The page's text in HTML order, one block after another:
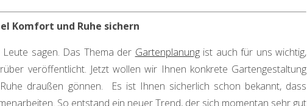
Komfort und Ruhe sichern
sagen. Das Thema der Gartenplanungist auch für uns wichtig,
veröffentlicht. Jetzt wollen wir Ihnen konkrete Gartengestaltung
draußen gönnen. Es ist Ihnen sicherlich schon bekannt, dass
So entstand ein neuer Trend, der sich momentan sehr gut